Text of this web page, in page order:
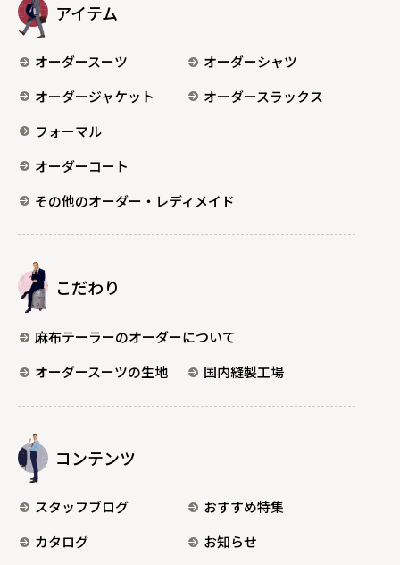
アイテム
オーダースーツ
オーダーシャツ
オーダージャケット
オーダースラックス
フォーマル
オーダーコート
その他のオーダー・レディメイド
こだわり
麻布テーラーのオーダーについて
オーダースーツの生地
国内縫製工場
コンテンツ
スタッフブログ
おすすめ特集
カタログ
お知らせ